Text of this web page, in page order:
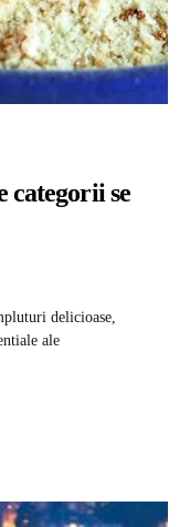
categorii se
delicioase,
ale